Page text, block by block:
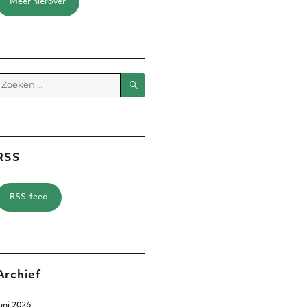
Meer hierover
Zoeken
Zoeken
RSS-feed